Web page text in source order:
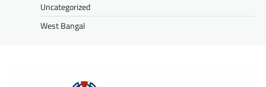
Uncategorized
West Bangal